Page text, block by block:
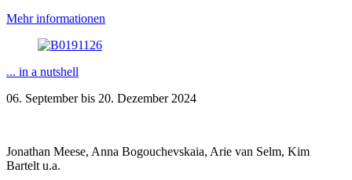
Mehr informationen
... in a nutshell
06. September bis 20. Dezember 2024
Jonathan Meese, Anna Bogouchevskaia, Arie van Selm, Kim
Bartelt u.a.